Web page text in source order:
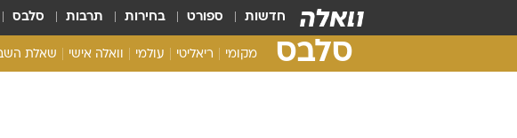
חדשות ספורט בחירות תרבות סלבס
סלבס מקומי ריאליטי עולמי וואלה אישי שאלת